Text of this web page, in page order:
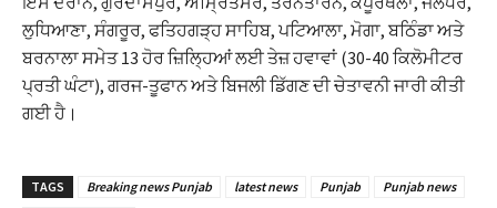
ਲੁਧਿਆਣਾ, ਸੰਗਰੂਰ, ਫਤਿਹਗੜ੍ਹ ਸਾਹਿਬ, ਪਟਿਆਲਾ, ਮੋਗਾ, ਬਠਿੰਡਾ ਅਤੇ
ਬਰਨਾਲਾ ਸਮੇਤ 13 ਹੋਰ ਜ਼ਿਲ੍ਹਿਆਂ ਲਈ ਤੇਜ਼ ਹਵਾਵਾਂ (30-40 ਕਿਲੋਮੀਟਰ
ਪ੍ਰਤੀ ਘੰਟਾ), ਗਰਜ-ਤੂਫਾਨ ਅਤੇ ਬਿਜਲੀ ਡਿੱਗਣ ਦੀ ਚੇਤਾਵਨੀ ਜਾਰੀ ਕੀਤੀ
ਗਈ ਹੈ।
TAGS Breaking news Punjab latest news Punjab
Punjab news